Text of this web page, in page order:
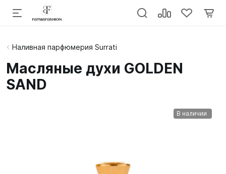
Наливная парфюмерия Surrati
Масляные духи GOLDEN
SAND
В наличии